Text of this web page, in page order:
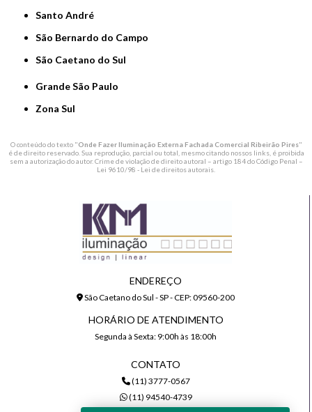
Santo André
São Bernardo do Campo
São Caetano do Sul
Grande São Paulo
Zona Sul
O conteúdo do texto "Onde Fazer Iluminação Externa Fachada Comercial Ribeirão Pires"
é de direito reservado. Sua reprodução, parcial ou total, mesmo citando nossos links, é proibida
sem a autorização do autor. Crime de violação de direito autoral – artigo 184 do Código Penal –
Lei 9610/98 - Lei de direitos autorais
ENDEREÇO
São Caetano do Sul - SP - CEP: 09560-200
HORÁRIO DE ATENDIMENTO
Segunda à Sexta: 9:00h às 18:00h
CONTATO
(11) 3777-0567
(11) 94540-4739